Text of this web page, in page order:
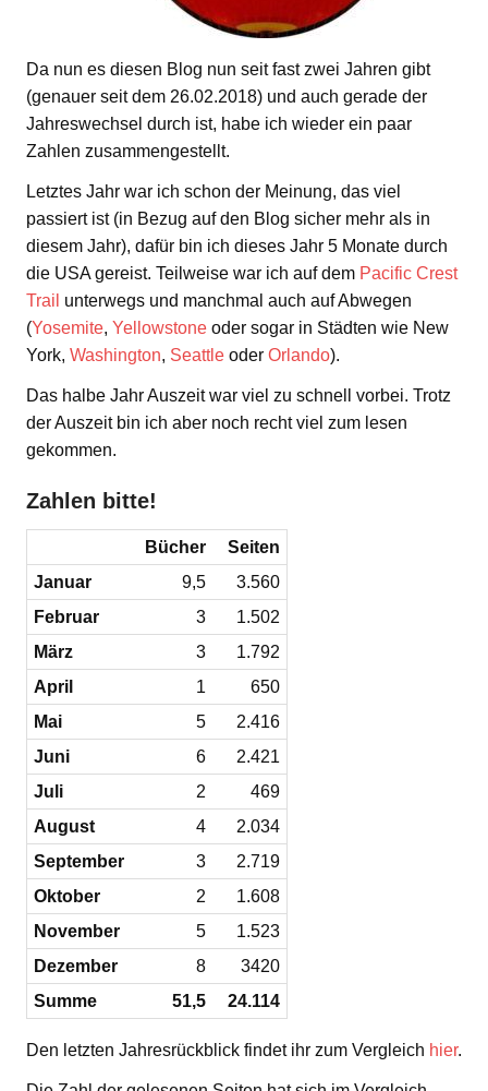
Da nun es diesen Blog nun seit fast zwei Jahren gibt
(genauer seit dem 26.02.2018) und auch gerade der
Jahreswechsel durch ist, habe ich wieder ein paar
Zahlen zusammengestellt.
Letztes Jahr war ich schon der Meinung, das viel
passiert ist (in Bezug auf den Blog sicher mehr als in
diesem Jahr), dafür bin ich dieses Jahr 5 Monate durch
die USA gereist. Teilweise war ich auf dem Pacific Crest
Trail unterwegs und manchmal auch auf Abwegen
(Yosemite, Yellowstone oder sogar in Städten wie New
York, Washington, Seattle oder Orlando).
Das halbe Jahr Auszeit war viel zu schnell vorbei. Trotz
der Auszeit bin ich aber noch recht viel zum lesen
gekommen.
Zahlen bitte!
Bücher
Seiten
Januar
9,5
3.560
Februar
3
1.502
März
3
1.792
April
1
650
Mai
5
2.416
Juni
6
2.421
Juli
2
469
August
4
2.034
September
3
2.719
Oktober
2
1.608
November
5
1.523
Dezember
8
3420
Summe
51,5 24.114
Den letzten Jahresrückblick findet ihr zum Vergleich hier.